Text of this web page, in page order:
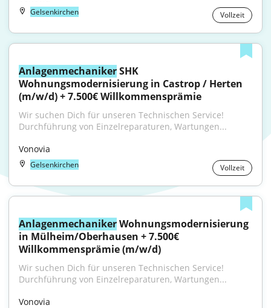
Gelsenkirchen Vollzeit
Anlagenmechaniker SHK
Wohnungsmodernisierung in Castrop / Herten
(m/w/d) + 7.500€ Willkommensprämie
Wir suchen Dich für unseren Technischen Service!
Durchführung von Einzelreparaturen, Wartungen...
Vonovia
Gelsenkirchen Vollzeit
Anlagenmechaniker Wohnungsmodernisierung
in Mülheim/Oberhausen + 7.500€
Willkommensprämie (m/w/d)
Wir suchen Dich für unseren Technischen Service!
Durchführung von Einzelreparaturen, Wartungen...
Vonovia